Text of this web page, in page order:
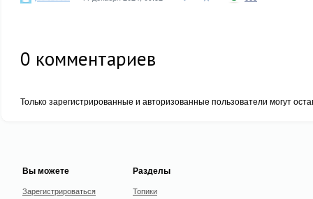
0 комментариев
Только зарегистрированные и авторизованные пользователи могут
Вы можете
Зарегистрироваться
Разделы
Топики